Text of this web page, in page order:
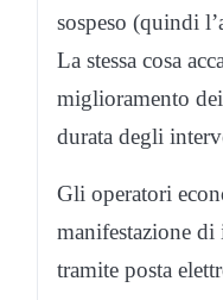
sospeso (quindi
La stessa cosa
miglioramento
durata degli
Gli operatori
manifestazione
tramite posta